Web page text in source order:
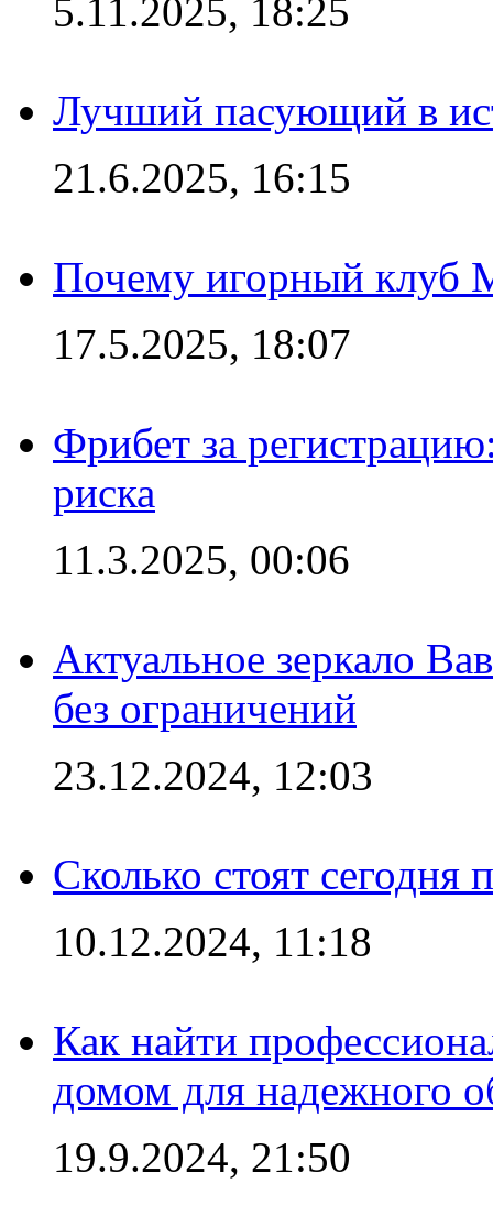
5.11.2025, 18:25
Лучший пасующий в
21.6.2025, 16:15
Почему игорный клуб
17.5.2025, 18:07
Фрибет за
риска
11.3.2025, 00:06
Актуальное зеркало
без ограничений
23.12.2024, 12:03
Сколько стоят сегодня
10.12.2024, 11:18
Как найти
домом для надежного
19.9.2024, 21:50